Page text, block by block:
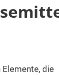
die